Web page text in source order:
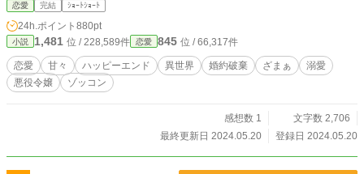
恋愛 完結 ｼｮｰﾄｼｮｰﾄ
24h.ポイント 880pt
小説 1,481 位 / 228,589件 恋愛 845 位 / 66,317件
恋愛 甘々 ハッピーエンド 異世界 婚約破棄 ざまぁ
溺愛
悪役令嬢
ゾッコン
感想数 1
文字数 2,706
最終更新日 2024.05.20
登録日 2024.05.20